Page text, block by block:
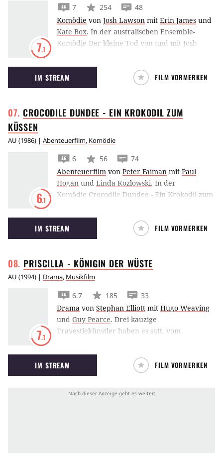
7.1
7 254
48
Komödie von Josh Lawson mit Erin James und
Kate Box. In der australischen Ensemble-
Komödie Der kleine Tod von und mit Josh
Pärchen in der Vorstadt ihr schräges Sexleben
aus.
IM STREAM FILM VORMERKEN
CROCODILE DUNDEE - EIN KROKODIL ZUM
KÜSSEN
AU (1986) | Abenteuerfilm, Komödie
6.1
6 56
74
Abenteuerfilm von Peter Faiman mit Paul
Hogan und Linda Kozlowski. In der
Komödie Crocodile Dundee - Ein Krokodil zum
naturbewusster Australier im
Großstadtdschungel von New York beweisen.
IM STREAM FILM VORMERKEN
PRISCILLA - KÖNIGIN DER WÜSTE
AU (1994) | Drama, Musikfilm
7.1
6.7 185
33
Drama von Stephan Elliott mit Hugo Weaving
und Guy Pearce. Drei kauzige
Travestiekünstler haben es satt, vom
Sydney nicht entsprechend gewürdigt zu
werden. Also machen sich die jungen
Schwulen Tick und Adam gemeinsam mit dem
einem Bus auf die Reise durch das australische
IM STREAM FILM VORMERKEN